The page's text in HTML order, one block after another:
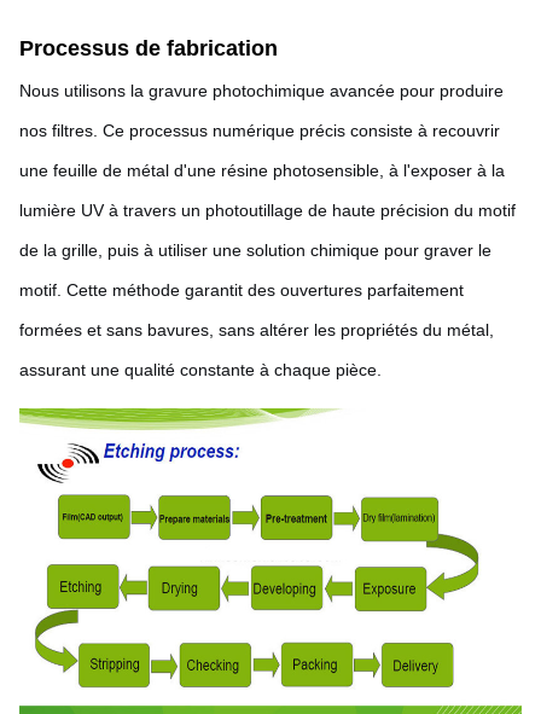
Processus de fabrication
Nous utilisons la gravure photochimique avancée pour produire
nos filtres. Ce processus numérique précis consiste à recouvrir
une feuille de métal d'une résine photosensible, à l'exposer à la
lumière UV à travers un photoutillage de haute précision du motif
de la grille, puis à utiliser une solution chimique pour graver le
motif. Cette méthode garantit des ouvertures parfaitement
formées et sans bavures, sans altérer les propriétés du métal,
assurant une qualité constante à chaque pièce.